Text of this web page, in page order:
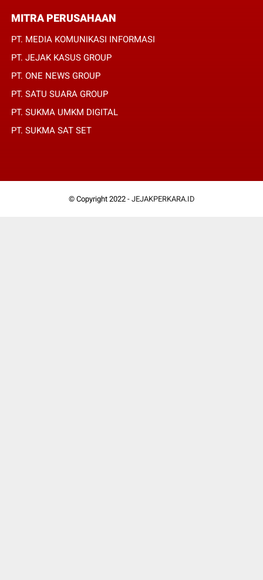
MITRA PERUSAHAAN
PT. MEDIA KOMUNIKASI INFORMASI
PT. JEJAK KASUS GROUP
PT. ONE NEWS GROUP
PT. SATU SUARA GROUP
PT. SUKMA UMKM DIGITAL
PT. SUKMA SAT SET
© Copyright 2022 - JEJAKPERKARA.ID